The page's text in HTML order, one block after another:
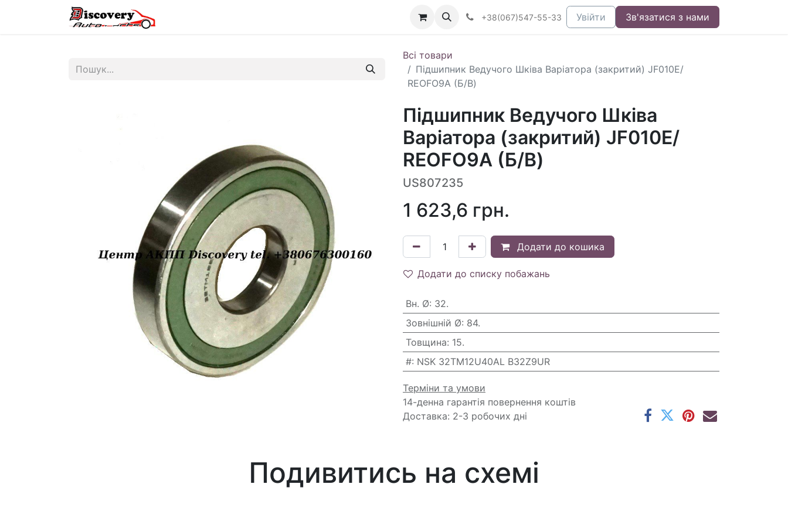
+38(067)547-55-33 Увійти Зв'язатися з нами
Всі товари
Підшипник Ведучого Шківа Варіатора (закритий) JF010E/
REOFO9A (Б/В)
Підшипник Ведучого Шківа
Варіатора (закритий) JF010E/
REOFO9A (Б/В)
US807235
1 623,6 грн.
Додати до кошика
Додати до списку побажань
Вн. Ø: 32.
Зовнішній Ø: 84.
Товщина: 15.
#: NSK 32TM12U40AL B32Z9UR
Терміни та умови
14-денна гарантія повернення коштів
Доставка: 2-3 робочих дні
Подивитись на схемі